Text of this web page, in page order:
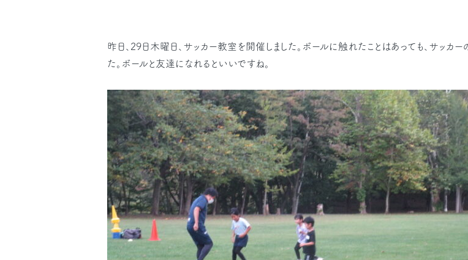
昨日、29日木曜日、サッカー教室を開催しました。ボールに触れたことはあっても、サッカ
た。ボールと友達になれるといいですね。